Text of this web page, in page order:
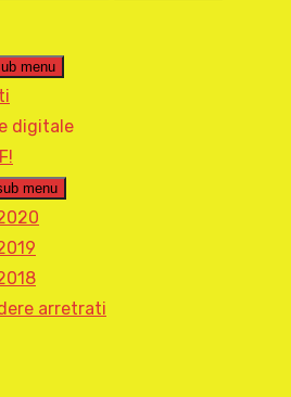
menu
digitale
menu
arretrati